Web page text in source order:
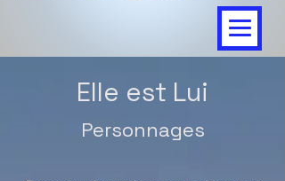
Elle est Lui
Personnages